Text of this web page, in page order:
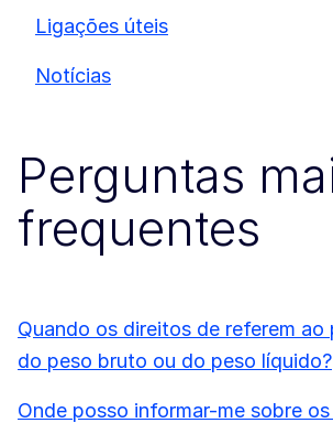
Ligações úteis
Notícias
Perguntas
frequentes
Quando os direitos de referem
do peso bruto ou do peso líquido?
Onde posso informar-me sobre